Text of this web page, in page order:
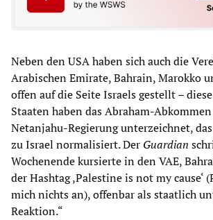
Neben den USA haben sich auch die
Arabischen Emirate, Bahrain, Marokko
offen auf die Seite Israels gestellt –
Staaten haben das Abraham-
Netanjahu-Regierung unterzeichnet,
zu Israel normalisiert. Der Guardian
Wochenende kursierte in den VAE,
der Hashtag ,Palestine is not my cause‘
mich nichts an), offenbar als staatlich
Reaktion.“